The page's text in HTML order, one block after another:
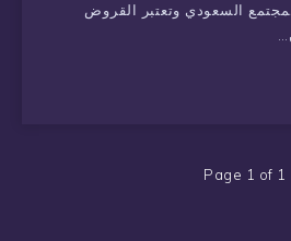
السعودي وتعتبر القروض
Page 1 of 1